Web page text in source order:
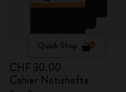
Quick Shop
CHF 30.00
Cahier Notizhefte